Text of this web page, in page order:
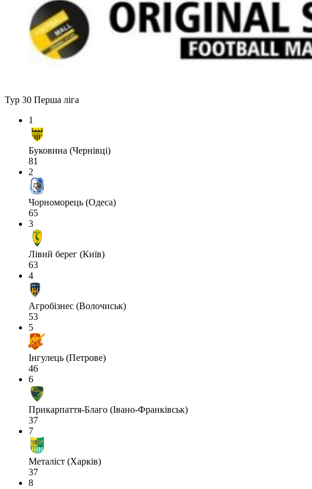
Тур 30 Перша ліга
1
Буковина (Чернівці)
81
2
Чорноморець (Одеса)
65
3
Лівий берег (Київ)
63
4
Агробізнес (Волочиськ)
53
5
Інгулець (Петрове)
46
6
Прикарпаття-Благо (Івано-Франківськ)
37
7
Металіст (Харків)
37
8